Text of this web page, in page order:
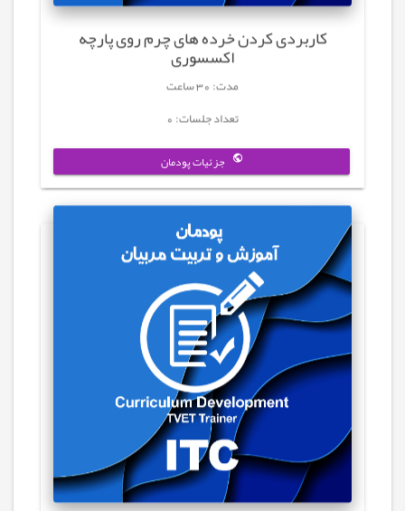
کاربردی کردن خرده های چرم روی پارچه
اکسسوری
مدت: 30 ساعت
تعداد جلسات: 0
جزئیات پودمان